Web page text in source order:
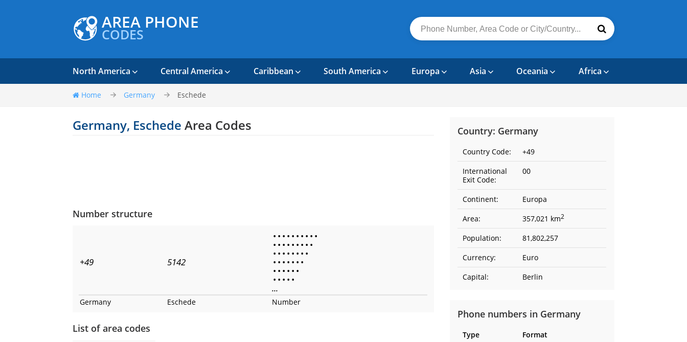
AREA PHONE
CODES
North America Central America Caribbean South America Europa Asia Oceania Africa
Home Germany Eschede
Germany, Eschede Area Codes
Number structure
+49 5142
• • • • • • • • • •
• • • • • • • • •
• • • • • • • •
• • • • • • •
• • • • • •
• • • • •
...
Germany Eschede Number
List of area codes
Country: Germany
Country Code:
+49
International
Exit Code:
00
Continent:
Europa
Area:
357,021 km2
Population:
81,802,257
Currency:
Euro
Capital:
Berlin
Phone numbers in Germany
Type
Format